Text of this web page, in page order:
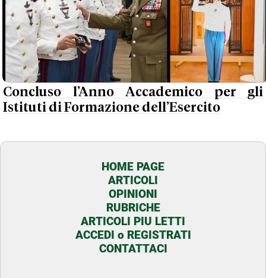
Concluso l’Anno Accademico per gli
Istituti di Formazione dell’Esercito
HOME PAGE
ARTICOLI
OPINIONI
RUBRICHE
ARTICOLI PIU LETTI
ACCEDI o REGISTRATI
CONTATTACI